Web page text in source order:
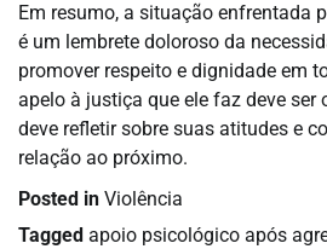
Em resumo, a situação enfrentada
é um lembrete doloroso da
promover respeito e dignidade em
apelo à justiça que ele faz deve ser
deve refletir sobre suas atitudes e
relação ao próximo.
Posted in Violência
Tagged apoio psicológico após